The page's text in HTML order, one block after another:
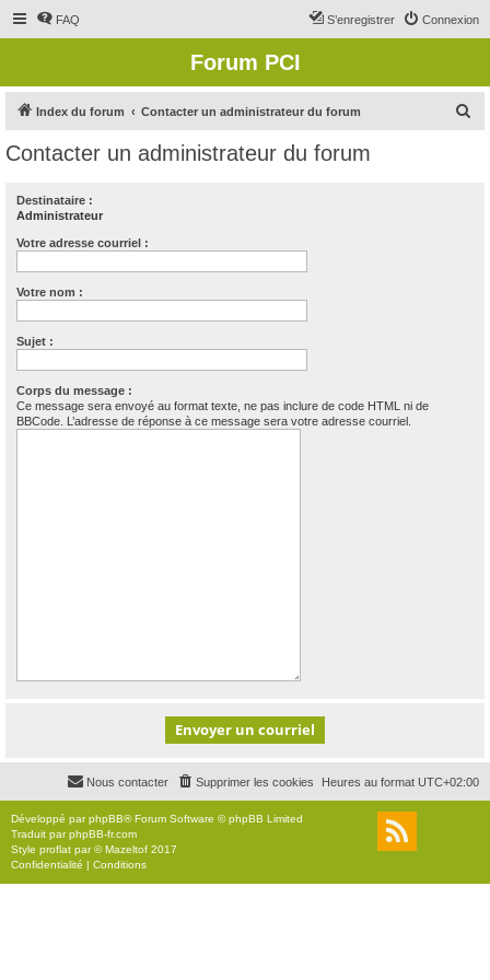
FAQ Connexion
S’enregistrer
Forum PCI
Index du forum Contacter un administrateur du forum
Contacter un administrateur du forum
Destinataire :
Administrateur
Votre adresse courriel :
Votre nom :
Sujet :
Corps du message :
Ce message sera envoyé au format texte, ne pas inclure de code HTML ni de
BBCode. L’adresse de réponse à ce message sera votre adresse courriel.
Heures au format UTC+02:00
Supprimer les cookies
Nous contacter
Développé parphpBB® Forum Software © phpBB Limited
Traduit parphpBB-fr.com
Style proflat par ©Mazeltof 2017
Confidentialité | Conditions